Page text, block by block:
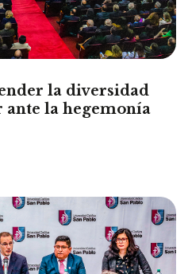
la diversidad
ante la hegemonía